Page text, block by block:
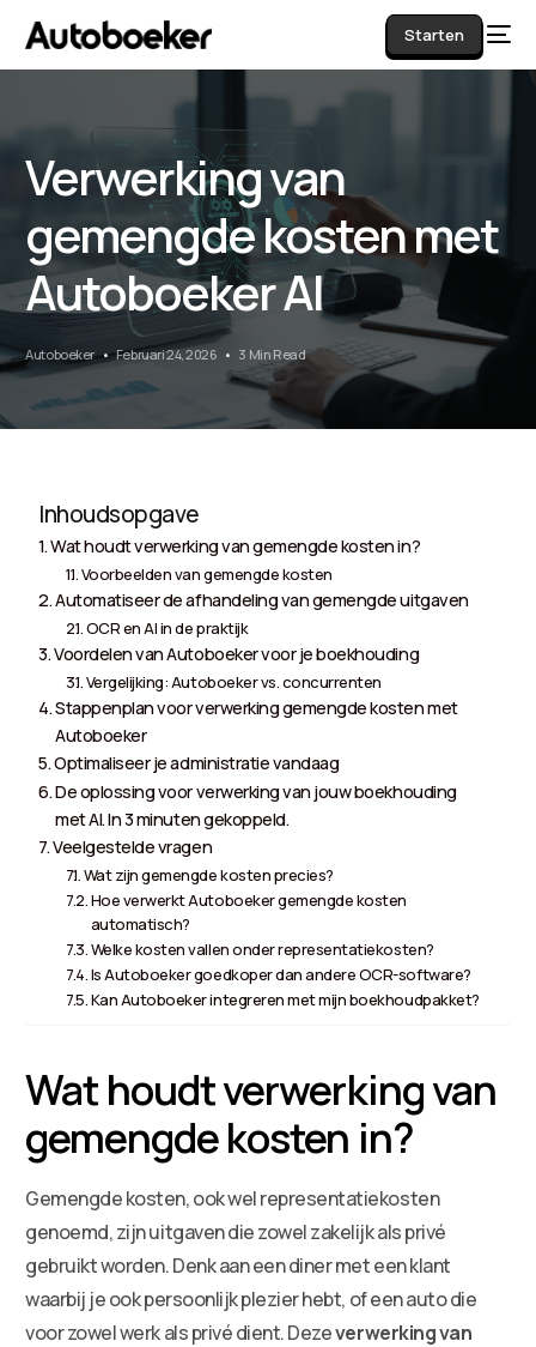
Starten
Verwerking van
gemengde kosten met
Autoboeker AI
Autoboeker Februari 24, 2026 3 Min Read
Inhoudsopgave
Wat houdt verwerking van gemengde kosten in?
Voorbeelden van gemengde kosten
Automatiseer de afhandeling van gemengde uitgaven
OCR en AI in de praktijk
Voordelen van Autoboeker voor je boekhouding
Vergelijking: Autoboeker vs. concurrenten
Stappenplan voor verwerking gemengde kosten met
Autoboeker
Optimaliseer je administratie vandaag
De oplossing voor verwerking van jouw boekhouding
met AI. In 3 minuten gekoppeld.
Veelgestelde vragen
Wat zijn gemengde kosten precies?
Hoe verwerkt Autoboeker gemengde kosten
automatisch?
Welke kosten vallen onder representatiekosten?
Is Autoboeker goedkoper dan andere OCR-software?
Kan Autoboeker integreren met mijn boekhoudpakket?
Wat houdt verwerking van
gemengde kosten in?
Gemengde kosten, ook wel representatiekosten
genoemd, zijn uitgaven die zowel zakelijk als privé
gebruikt worden. Denk aan een diner met een klant
waarbij je ook persoonlijk plezier hebt, of een auto die
voor zowel werk als privé dient. Dezeverwerking van